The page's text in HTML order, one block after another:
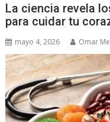
La ciencia revela
para cuidar tu
mayo 4, 2026 Omar